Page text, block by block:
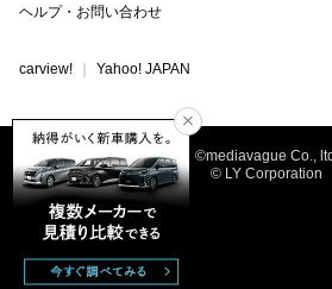
ヘルプ・お問い合わせ
carview! Yahoo! JAPAN
©mediavague Co.,
© LY Corporation